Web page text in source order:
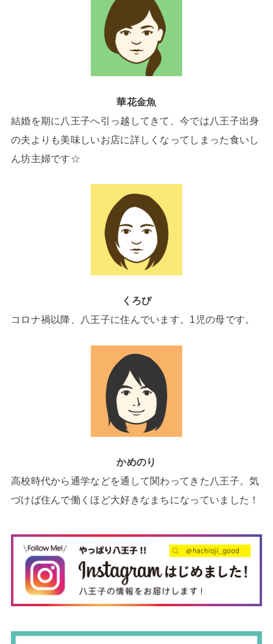
華花金魚
結婚を期に八王子へ引っ越してきて、今では八王子出身
の夫よりも美味しいお店に詳しくなってしまった食いし
ん坊主婦です☆
くろぴ
コロナ禍以降、八王子に住んでいます。1児の母です。
かめのり
高校時代から通学などを通して関わってきた八王子。気
づけば住んで働くほど大好きなまちになっていました！